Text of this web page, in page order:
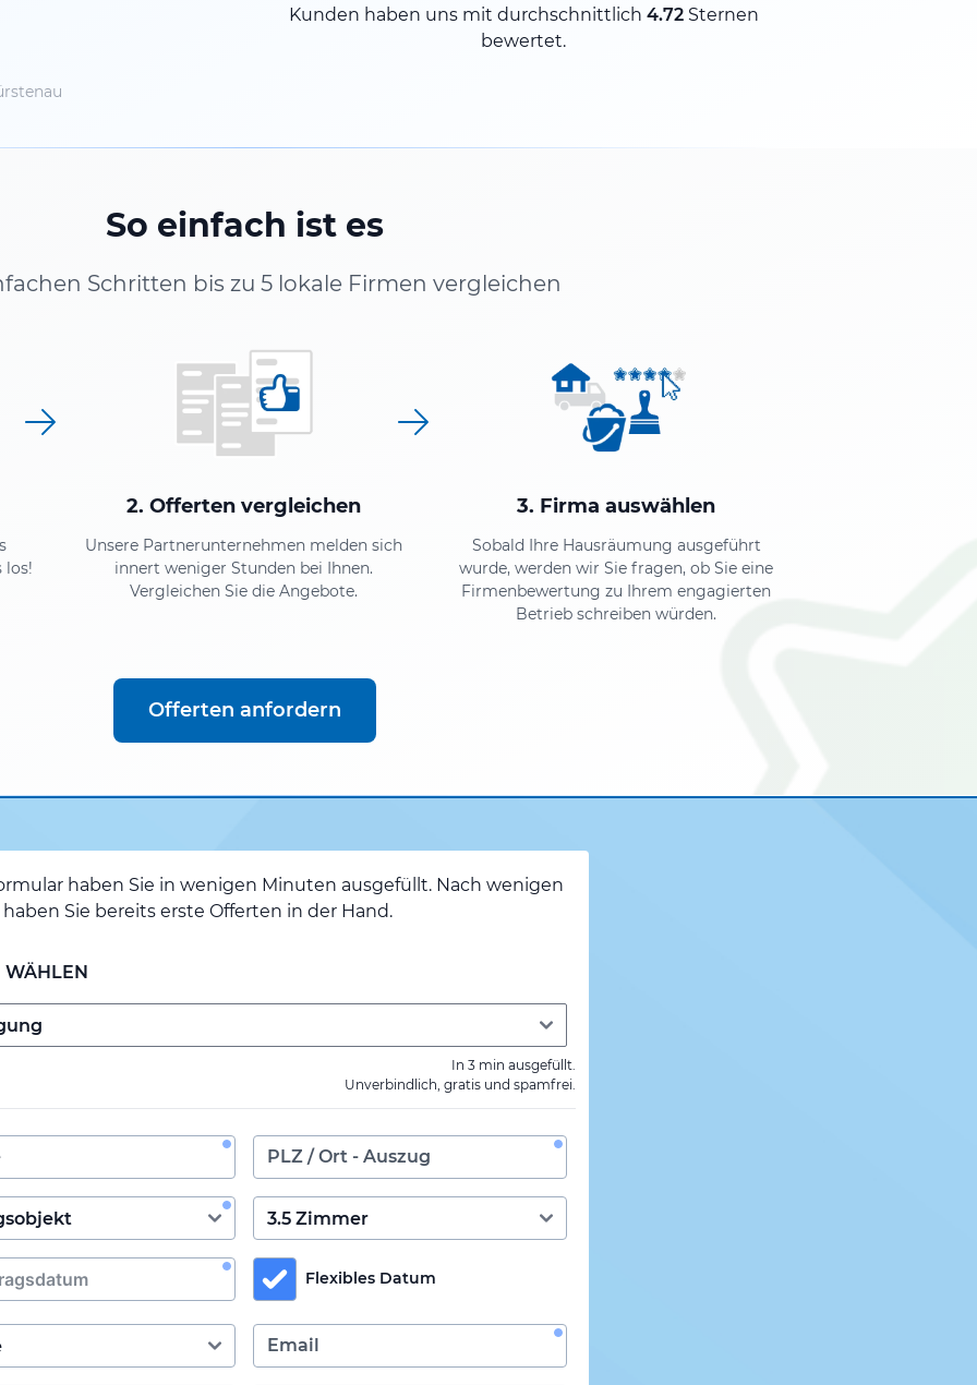
Kunden haben uns mit durchschnittlich 4.72Sternen
bewertet.
So einfach ist es
Schritten bis zu 5 lokale Firmen vergleichen
los!
2. Offerten vergleichen
Unsere Partnerunternehmen melden sich
innert weniger Stunden bei Ihnen.
Vergleichen Sie die Angebote.
3. Firma auswählen
Sobald Ihre Hausräumung ausgeführt
wurde, werden wir Sie fragen, ob Sie eine
Firmenbewertung zu Ihrem engagierten
Betrieb schreiben würden.
Offerten anfordern
haben Sie in wenigen Minuten ausgefüllt. Nach wenigen
Sie bereits erste Offerten in der Hand.
WÄHLEN
In 3 min ausgefüllt.
Unverbindlich, gratis und spamfrei.
Flexibles Datum